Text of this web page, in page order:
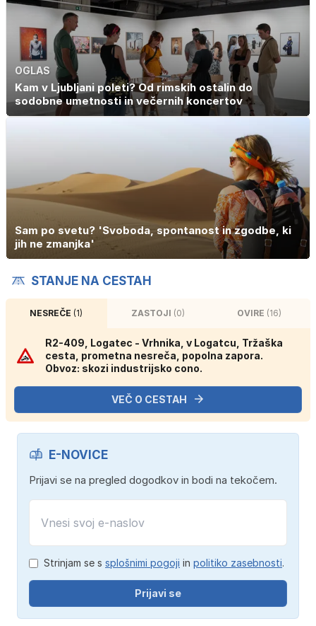
OGLAS
Kam v Ljubljani poleti? Od rimskih ostalin do
sodobne umetnosti in večernih koncertov
Sam po svetu? 'Svoboda, spontanost in zgodbe, ki
jih ne zmanjka'
STANJE NA CESTAH
NESREČE(1) ZASTOJI (0) OVIRE (16)
R2-409, Logatec - Vrhnika, v Logatcu, Tržaška
cesta, prometna nesreča, popolna zapora.
Obvoz: skozi industrijsko cono.
VEČ O CESTAH
E-NOVICE
Prijavi se na pregled dogodkov in bodi na tekočem.
Strinjam se s splošnimi pogoji in politiko zasebnosti.
Prijavi se